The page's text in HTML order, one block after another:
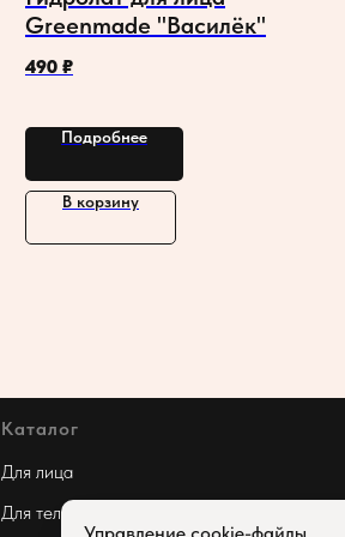
Greenmade "Василёк"
490 ₽
Подробнее
В корзину
Каталог
Для лица
Для тела